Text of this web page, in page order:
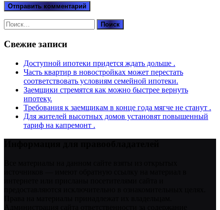
Найти:
Свежие записи
Доступной ипотеки придется ждать дольше .
Часть квартир в новостройках может перестать
соответствовать условиям семейной ипотеки.
Заемщики стремятся как можно быстрее вернуть
ипотеку.
Требования к заемщикам в конце года мягче не станут .
Для жителей высотных домов установят повышенный
тариф на капремонт .